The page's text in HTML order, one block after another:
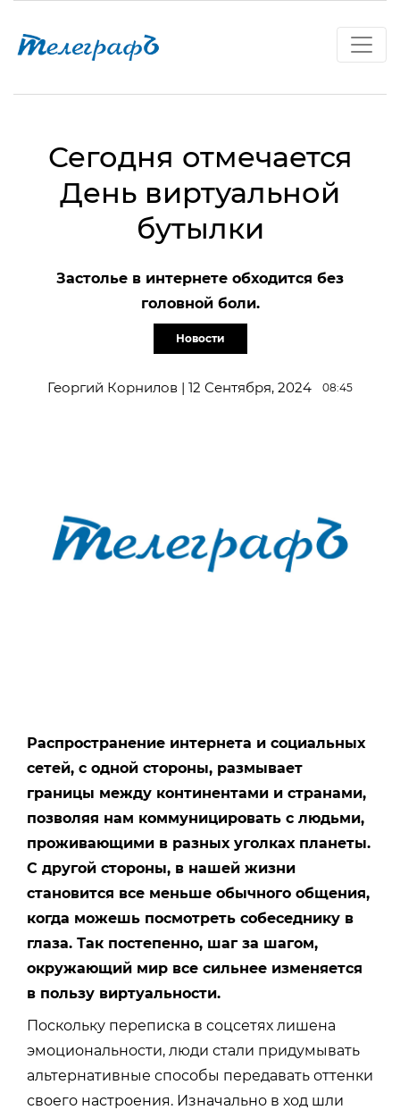
Сегодня отмечается
День виртуальной
бутылки
Застолье в интернете обходится без
головной боли.
Новости
Георгий Корнилов | 12 Сентября, 2024 08:45
Распространение интернета и социальных
сетей, с одной стороны, размывает
границы между континентами и странами,
позволяя нам коммуницировать с людьми,
проживающими в разных уголках планеты.
С другой стороны, в нашей жизни
становится все меньше обычного общения,
когда можешь посмотреть собеседнику в
глаза. Так постепенно, шаг за шагом,
окружающий мир все сильнее изменяется
в пользу виртуальности.
Поскольку переписка в соцсетях лишена
эмоциональности, люди стали придумывать
альтернативные способы передавать оттенки
своего настроения. Изначально в ход шли